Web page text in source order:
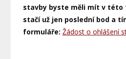
stavby byste měli mít v této
stačí už jen poslední bod a
formuláře:Žádost o ohlášení